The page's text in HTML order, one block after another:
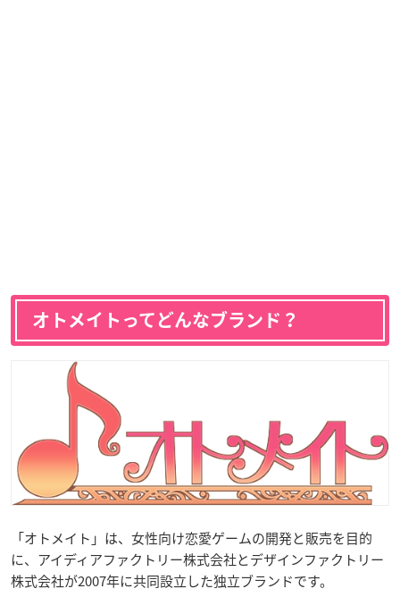
オトメイトってどんなブランド？
「オトメイト」は、女性向け恋愛ゲームの開発と販売を目的
に、アイディアファクトリー株式会社とデザインファクトリー
株式会社が2007年に共同設立した独立ブランドです。